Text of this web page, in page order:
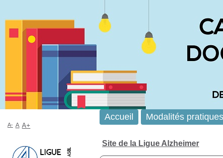
Site de la Ligue Alzheimer
Accueil Modalités pratiques
A- A A+